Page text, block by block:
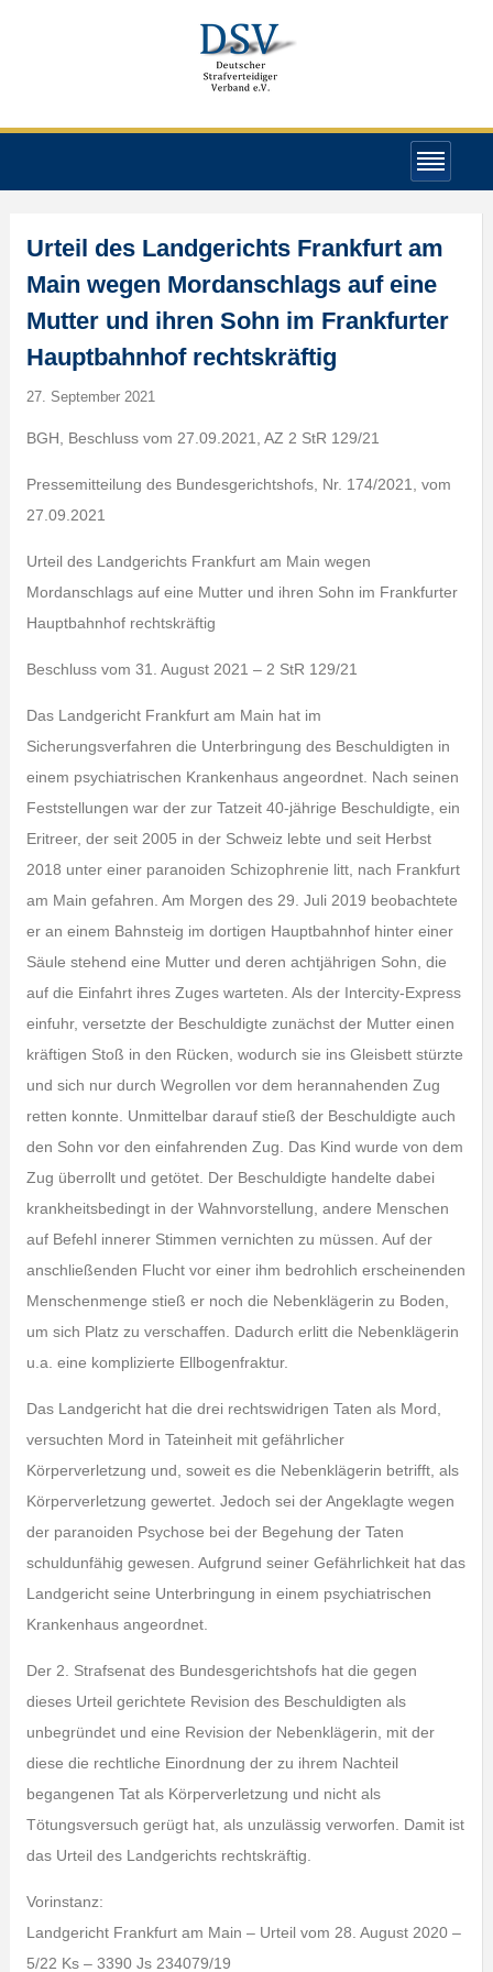
Urteil des Landgerichts Frankfurt am
Main wegen Mordanschlags auf eine
Mutter und ihren Sohn im Frankfurter
Hauptbahnhof rechtskräftig
27. September 2021
BGH, Beschluss vom 27.09.2021, AZ 2 StR 129/21
Pressemitteilung des Bundesgerichtshofs, Nr. 174/2021, vom
27.09.2021
Urteil des Landgerichts Frankfurt am Main wegen
Mordanschlags auf eine Mutter und ihren Sohn im Frankfurter
Hauptbahnhof rechtskräftig
Beschluss vom 31. August 2021 – 2 StR 129/21
Das Landgericht Frankfurt am Main hat im
Sicherungsverfahren die Unterbringung des Beschuldigten in
einem psychiatrischen Krankenhaus angeordnet. Nach seinen
Feststellungen war der zur Tatzeit 40-jährige Beschuldigte, ein
Eritreer, der seit 2005 in der Schweiz lebte und seit Herbst
2018 unter einer paranoiden Schizophrenie litt, nach Frankfurt
am Main gefahren. Am Morgen des 29. Juli 2019 beobachtete
er an einem Bahnsteig im dortigen Hauptbahnhof hinter einer
Säule stehend eine Mutter und deren achtjährigen Sohn, die
auf die Einfahrt ihres Zuges warteten. Als der Intercity-Express
einfuhr, versetzte der Beschuldigte zunächst der Mutter einen
kräftigen Stoß in den Rücken, wodurch sie ins Gleisbett stürzte
und sich nur durch Wegrollen vor dem herannahenden Zug
retten konnte. Unmittelbar darauf stieß der Beschuldigte auch
den Sohn vor den einfahrenden Zug. Das Kind wurde von dem
Zug überrollt und getötet. Der Beschuldigte handelte dabei
krankheitsbedingt in der Wahnvorstellung, andere Menschen
auf Befehl innerer Stimmen vernichten zu müssen. Auf der
anschließenden Flucht vor einer ihm bedrohlich erscheinenden
Menschenmenge stieß er noch die Nebenklägerin zu Boden,
um sich Platz zu verschaffen. Dadurch erlitt die Nebenklägerin
u.a. eine komplizierte Ellbogenfraktur.
Das Landgericht hat die drei rechtswidrigen Taten als Mord,
versuchten Mord in Tateinheit mit gefährlicher
Körperverletzung und, soweit es die Nebenklägerin betrifft, als
Körperverletzung gewertet. Jedoch sei der Angeklagte wegen
der paranoiden Psychose bei der Begehung der Taten
schuldunfähig gewesen. Aufgrund seiner Gefährlichkeit hat das
Landgericht seine Unterbringung in einem psychiatrischen
Krankenhaus angeordnet.
Der 2. Strafsenat des Bundesgerichtshofs hat die gegen
dieses Urteil gerichtete Revision des Beschuldigten als
unbegründet und eine Revision der Nebenklägerin, mit der
diese die rechtliche Einordnung der zu ihrem Nachteil
begangenen Tat als Körperverletzung und nicht als
Tötungsversuch gerügt hat, als unzulässig verworfen. Damit ist
das Urteil des Landgerichts rechtskräftig.
Vorinstanz:
Landgericht Frankfurt am Main – Urteil vom 28. August 2020 –
5/22 Ks – 3390 Js 234079/19